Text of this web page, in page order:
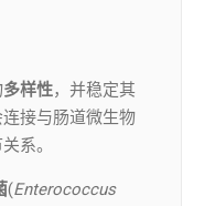
多样性，并稳定其
接与肠道微生物
系。
(Enterococcus